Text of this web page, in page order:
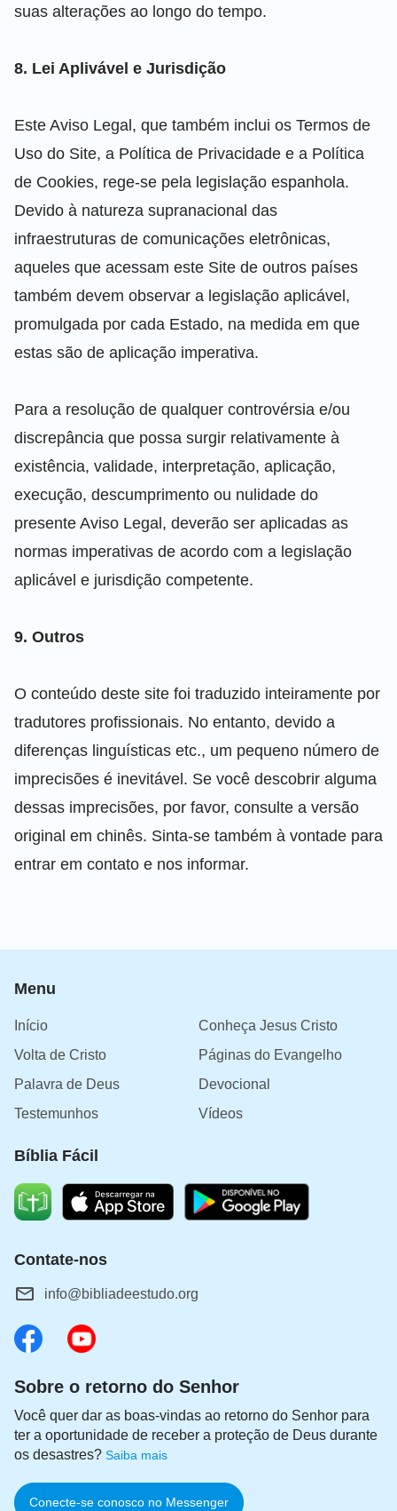
suas alterações ao longo do tempo.
8. Lei Aplivável e Jurisdição
Este Aviso Legal, que também inclui os Termos de
Uso do Site, a Política de Privacidade e a Política
de Cookies, rege-se pela legislação espanhola.
Devido à natureza supranacional das
infraestruturas de comunicações eletrônicas,
aqueles que acessam este Site de outros países
também devem observar a legislação aplicável,
promulgada por cada Estado, na medida em que
estas são de aplicação imperativa.
Para a resolução de qualquer controvérsia e/ou
discrepância que possa surgir relativamente à
existência, validade, interpretação, aplicação,
execução, descumprimento ou nulidade do
presente Aviso Legal, deverão ser aplicadas as
normas imperativas de acordo com a legislação
aplicável e jurisdição competente.
9. Outros
O conteúdo deste site foi traduzido inteiramente por
tradutores profissionais. No entanto, devido a
diferenças linguísticas etc., um pequeno número de
imprecisões é inevitável. Se você descobrir alguma
dessas imprecisões, por favor, consulte a versão
original em chinês. Sinta-se também à vontade para
entrar em contato e nos informar.
Menu
Início
Conheça Jesus Cristo
Volta de Cristo
Páginas do Evangelho
Palavra de Deus
Devocional
Testemunhos
Vídeos
Bíblia Fácil
Contate-nos
info@bibliadeestudo.org
Sobre o retorno do Senhor
Você quer dar as boas-vindas ao retorno do Senhor para
ter a oportunidade de receber a proteção de Deus durante
os desastres? Saiba mais
Conecte-se conosco no Messenger
Já que você viu esta mensagem, não vá
embora. Deus vê nossa dor e lágrimas e quer
nos ajudar a nos livrar de nossa dor. Se você